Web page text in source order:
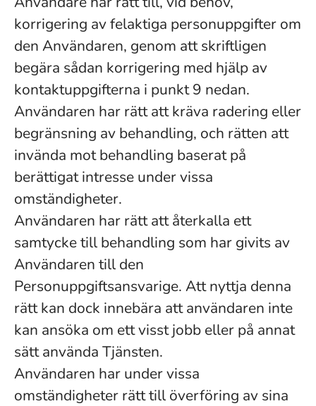
korrigering av felaktiga personuppgifter om
den Användaren, genom att skriftligen
begära sådan korrigering med hjälp av
kontaktuppgifterna i punkt 9 nedan.
Användaren har rätt att kräva radering eller
begränsning av behandling, och rätten att
invända mot behandling baserat på
berättigat intresse under vissa
omständigheter.
Användaren har rätt att återkalla ett
samtycke till behandling som har givits av
Användaren till den
Personuppgiftsansvarige. Att nyttja denna
rätt kan dock innebära att användaren inte
kan ansöka om ett visst jobb eller på annat
sätt använda Tjänsten.
Användaren har under vissa
omständigheter rätt till överföring av sina